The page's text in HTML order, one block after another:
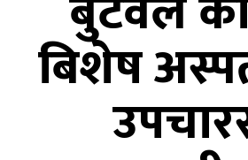
बिशेष